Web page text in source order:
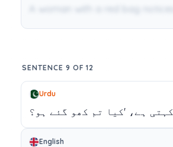
SENTENCE 9 OF 12
Urdu
کہتی ہے، 'کیا تم کھو گئے
English